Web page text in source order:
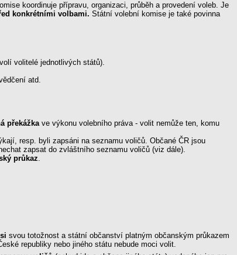
koordinuje přípravu, organizaci, průběh a provedení voleb. Je
konkrétními volbami. Státní volební komise je také povinna
volitelé jednotlivých států).
atd.
překážka ve výkonu volebního práva - volit nemůže ten, komu
resp. byli zapsáni na seznamu voličů. Občané ČR jsou
zapsat do zvláštního seznamu voličů (viz dále).
průkaz
svou totožnost a státní občanství platným občanským průkazem
republiky nebo jiného státu nebude moci volit.